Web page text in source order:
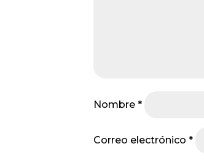
Nombre *
Correo electrónico *